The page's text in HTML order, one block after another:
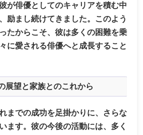
が俳優としてのキャリアを積む中
励まし続けてきました。このよう
たからこそ、彼は多くの困難を乗
に愛される俳優へと成長すること
展望と家族とのこれから
までの成功を足掛かりに、さらな
ます。彼の今後の活動には、多く